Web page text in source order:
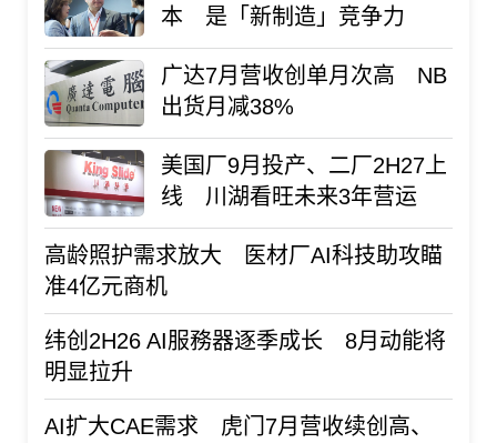
本 是「新制造」竞争力
广达7月营收创单月次高 NB
出货月减38%
美国厂9月投产、二厂2H27上
线 川湖看旺未来3年营运
高龄照护需求放大 医材厂AI科技助攻瞄
准4亿元商机
纬创2H26 AI服務器逐季成长 8月动能将
明显拉升
AI扩大CAE需求 虎门7月营收续创高、